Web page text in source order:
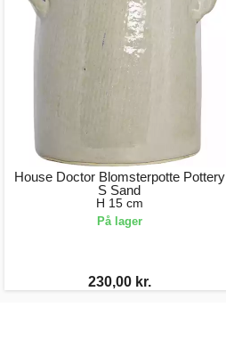
House Doctor Blomsterpotte Pottery
S Sand
H 15 cm
På lager
230,00 kr.